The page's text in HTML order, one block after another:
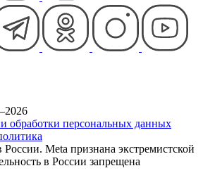
обработки персональных данных
Meta признана экстремистской
в России запрещена